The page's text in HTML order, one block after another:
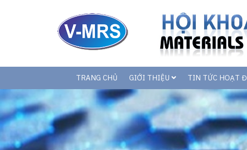
TRANG CHỦ GIỚI THIỆU TIN TỨC HOẠT